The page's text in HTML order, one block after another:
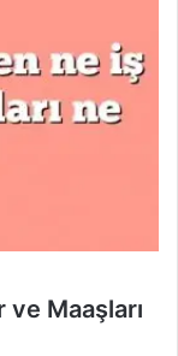
ve Maaşları